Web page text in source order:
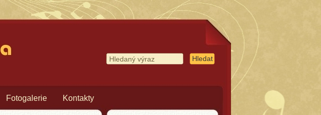
Fotogalerie Kontakty